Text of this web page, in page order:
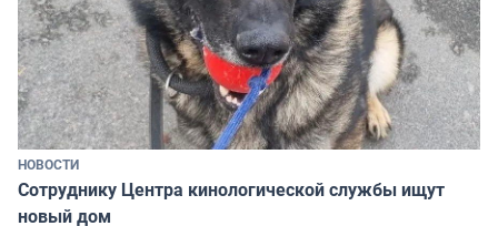
НОВОСТИ
Сотруднику Центра кинологической службы ищут
новый дом